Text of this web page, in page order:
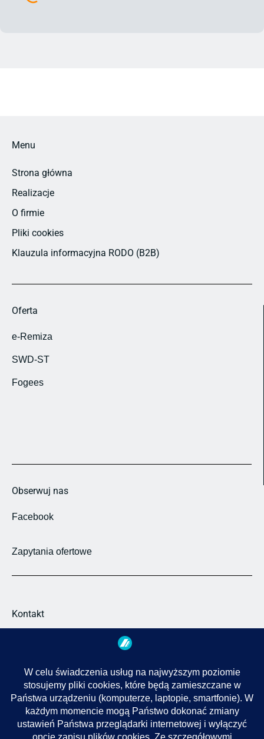
Menu
Strona główna
Realizacje
O firmie
Pliki cookies
Klauzula informacyjna RODO (B2B)
Oferta
e-Remiza
SWD-ST
Fogees
Obserwuj nas
Facebook
Zapytania ofertowe
Kontakt
(33) 819-39-25
(33) 487-67-63
info@abakus.net.pl